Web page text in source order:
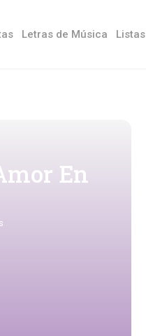
Letras de Música Listas
En